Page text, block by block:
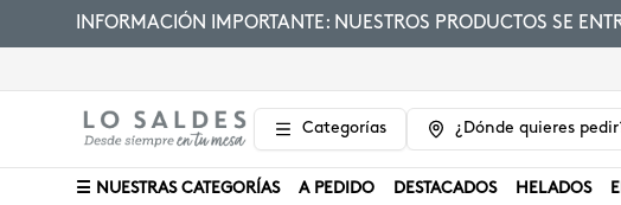
INFORMACIÓN IMPORTANTE: NUESTROS PRODUCTOS SE
Categorías ¿Dónde quieres
☰ NUESTRAS CATEGORÍAS A PEDIDO DESTACADOS HELADOS